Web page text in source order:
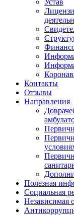
Устав
Контакты
Отзывы
Направления
Полезная
Социальная
Независимая